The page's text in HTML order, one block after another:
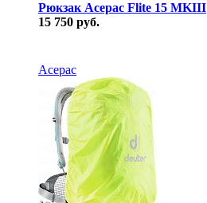
Рюкзак Acepac Flite 15 MKIII
15 750 руб.
Acepac